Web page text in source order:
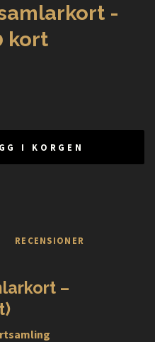
-
kort
I KORGEN
RECENSIONER
–